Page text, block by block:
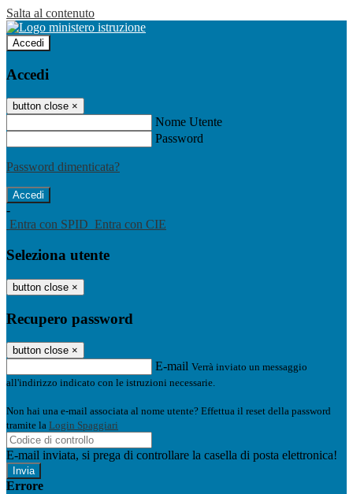
Salta al contenuto
Accedi
Accedi
button close ×
Nome Utente
Password
Password dimenticata?
-
Entra con SPID Entra con CIE
Seleziona utente
button close ×
Recupero password
button close ×
E-mail Verrà inviato un messaggio
all'indirizzo indicato con le istruzioni necessarie.
Non hai una e-mail associata al nome utente? Effettua il reset della password
tramite la Login Spaggiari
E-mail inviata, si prega di controllare la casella di posta elettronica!
Errore